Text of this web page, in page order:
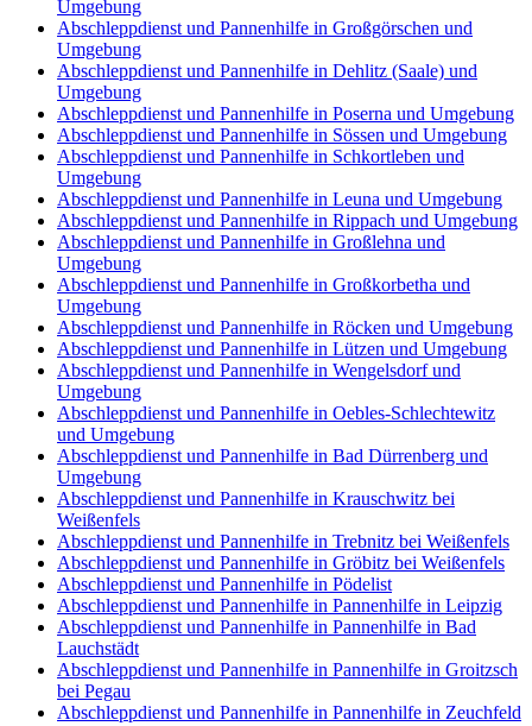
Umgebung
Abschleppdienst und Pannenhilfe in Großgörschen und
Umgebung
Abschleppdienst und Pannenhilfe in Dehlitz (Saale) und
Umgebung
Abschleppdienst und Pannenhilfe in Poserna und Umgebung
Abschleppdienst und Pannenhilfe in Sössen und Umgebung
Abschleppdienst und Pannenhilfe in Schkortleben und
Umgebung
Abschleppdienst und Pannenhilfe in Leuna und Umgebung
Abschleppdienst und Pannenhilfe in Rippach und Umgebung
Abschleppdienst und Pannenhilfe in Großlehna und
Umgebung
Abschleppdienst und Pannenhilfe in Großkorbetha und
Umgebung
Abschleppdienst und Pannenhilfe in Röcken und Umgebung
Abschleppdienst und Pannenhilfe in Lützen und Umgebung
Abschleppdienst und Pannenhilfe in Wengelsdorf und
Umgebung
Abschleppdienst und Pannenhilfe in Oebles-Schlechtewitz
und Umgebung
Abschleppdienst und Pannenhilfe in Bad Dürrenberg und
Umgebung
Abschleppdienst und Pannenhilfe in Krauschwitz bei
Weißenfels
Abschleppdienst und Pannenhilfe in Trebnitz bei Weißenfels
Abschleppdienst und Pannenhilfe in Gröbitz bei Weißenfels
Abschleppdienst und Pannenhilfe in Pödelist
Abschleppdienst und Pannenhilfe in Pannenhilfe in Leipzig
Abschleppdienst und Pannenhilfe in Pannenhilfe in Bad
Lauchstädt
Abschleppdienst und Pannenhilfe in Pannenhilfe in Groitzsch
bei Pegau
Abschleppdienst und Pannenhilfe in Pannenhilfe in Zeuchfeld